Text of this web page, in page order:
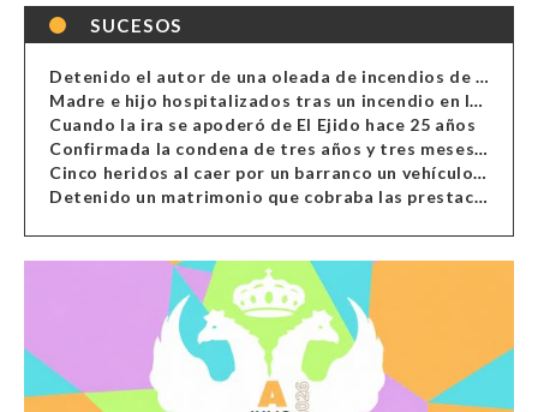
SUCESOS
Detenido el autor de una oleada de incendios de contenedores en Almería
Madre e hijo hospitalizados tras un incendio en la cocina de una vivienda en Almería
Cuando la ira se apoderó de El Ejido hace 25 años
Confirmada la condena de tres años y tres meses al hombre de Antas acusado de xenofobia
Cinco heridos al caer por un barranco un vehículo en Alcolea
Detenido un matrimonio que cobraba las prestaciones de ilegales en Almería, Granada, Málaga, Huelva y Murcia